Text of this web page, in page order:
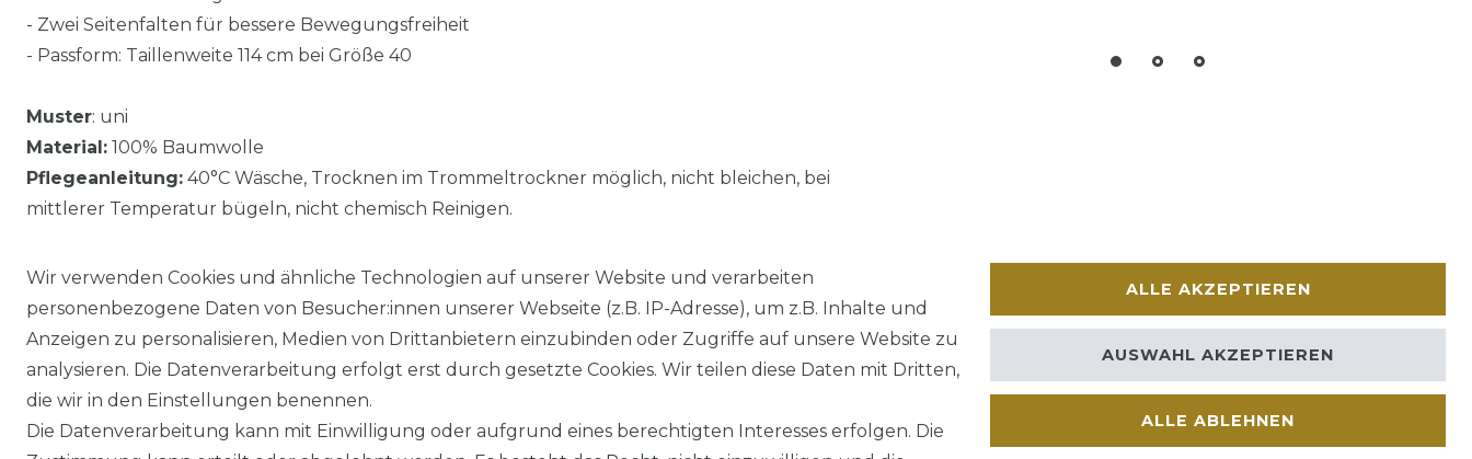
- Zwei Seitenfalten für bessere Bewegungsfreiheit
- Passform: Taillenweite 114 cm bei Größe 40
Muster: uni
Material: 100% Baumwolle
Pflegeanleitung: 40°C Wäsche, Trocknen im Trommeltrockner möglich, nicht bleichen, bei
mittlerer Temperatur bügeln, nicht chemisch Reinigen.
Wir verwenden Cookies und ähnliche Technologien auf unserer Website und verarbeiten
personenbezogene Daten von Besucher:innen unserer Webseite (z.B. IP-Adresse), um z.B. Inhalte und
Anzeigen zu personalisieren, Medien von Drittanbietern einzubinden oder Zugriffe auf unsere Website zu
analysieren. Die Datenverarbeitung erfolgt erst durch gesetzte Cookies. Wir teilen diese Daten mit Dritten,
die wir in den Einstellungen benennen.
Die Datenverarbeitung kann mit Einwilligung oder aufgrund eines berechtigten Interesses erfolgen. Die
ALLE AKZEPTIEREN
ALLE ABLEHNEN
AUSWAHL AKZEPTIEREN